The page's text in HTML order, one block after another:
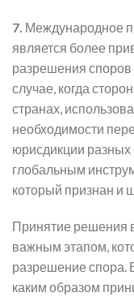
7. Международное
является более
разрешения споров
случае, когда
странах,
необходимости
юрисдикции разных
глобальным
который признан и
Принятие решения
важным этапом,
разрешение спора.
каким образом